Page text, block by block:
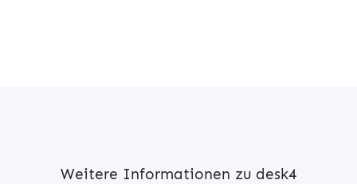
Weitere Informationen zu desk4